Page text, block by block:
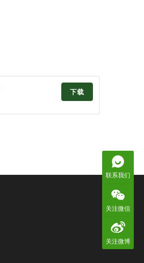
下载
联系我们
关注微信
关注微博